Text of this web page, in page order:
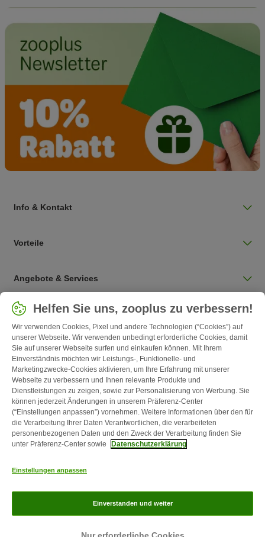
Info & Kontakt
Vorteile
Angebote & Services
Land auswählen
Deutschland / DE
Follow zooplus
Kontakt Versandkosten & Lieferzeit
Zahlungsarten
Über uns Partnerprogramme Karriere
Corporate
Helfen Sie uns, zooplus zu verbessern!
Wir verwenden Cookies, Pixel und andere Technologien (“Cookies”) auf
unserer Webseite. Wir verwenden unbedingt erforderliche Cookies, damit
Sie auf unserer Webseite surfen und einkaufen können. Mit Ihrem
Einverständnis möchten wir Leistungs-, Funktionelle- und
Marketingzwecke-Cookies aktivieren, um Ihre Erfahrung mit unserer
Webseite zu verbessern und Ihnen relevante Produkte und
Dienstleistungen zu zeigen, sowie zur Personalisierung von Werbung. Sie
können jederzeit Änderungen in unserem Präferenz-Center
(“Einstellungen anpassen”) vornehmen. Weitere Informationen über den für
die Verarbeitung Ihrer Daten Verantwortlichen, die verarbeiteten
personenbezogenen Daten und den Zweck der Verarbeitung finden Sie
unter Präferenz-Center sowie
Datenschutzerklärung
Einstellungen anpassen
Nur erforderliche Cookies
Einverstanden und weiter